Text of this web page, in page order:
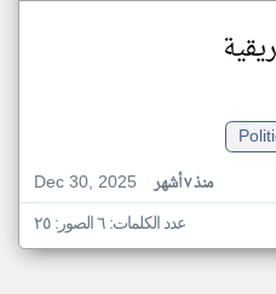
Dec 30, 2025
منذ ٧ أشهر
عدد الكلمات: ٦ الصور: ٢٥